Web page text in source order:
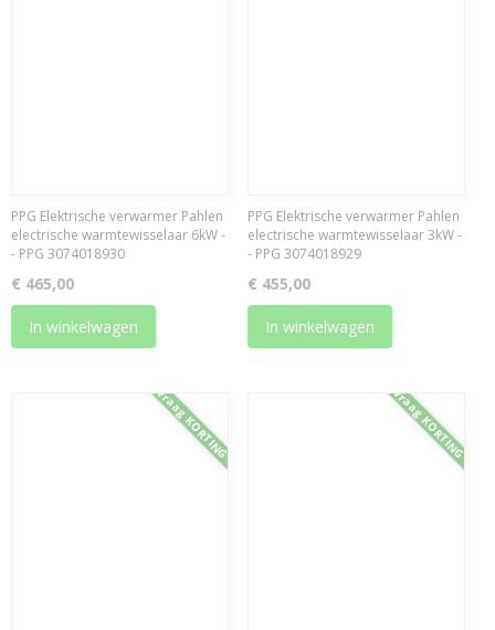
PPG Elektrische verwarmer Pahlen
electrische warmtewisselaar 6kW -
- PPG 3074018930
€ 465,00
In winkelwagen
PPG Elektrische verwarmer Pahlen
electrische warmtewisselaar 3kW -
- PPG 3074018929
€ 455,00
In winkelwagen
Vraag KORTING Vraag KORTING